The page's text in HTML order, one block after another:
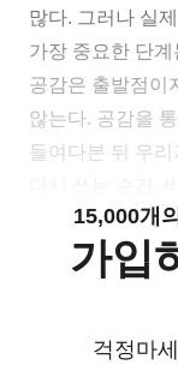
많다. 그러나 실
가장 중요한 단
공감은 출발점이
않는다. 공감을
들여다본 뒤 우
15,000개
가입
걱정마